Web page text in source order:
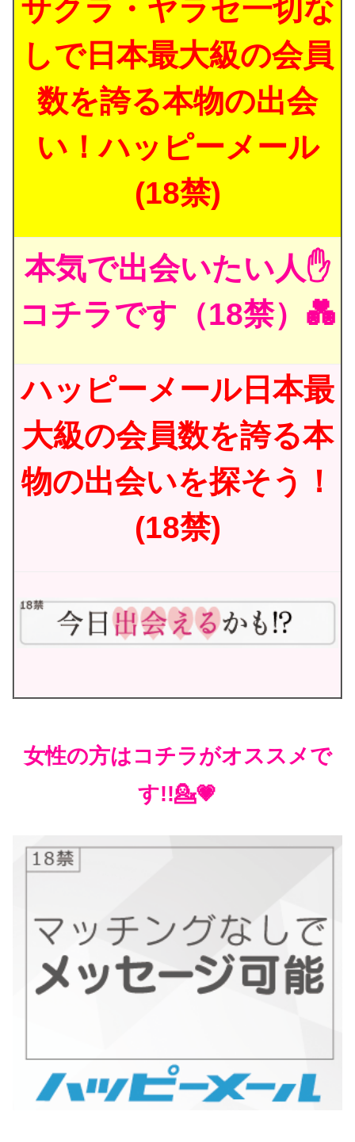
サクラ・ヤラセ一切な
しで日本最大級の会員
数を誇る本物の出会
い！ハッピーメール
(18禁)
本気で出会いたい人✋
コチラです（18禁）💑
ハッピーメール日本最
大級の会員数を誇る本
物の出会いを探そう！
(18禁)
女性の方はコチラがオススメで
す!!💁💗